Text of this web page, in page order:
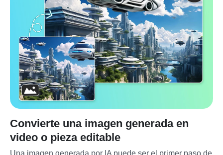
Convierte una imagen generada en
video o pieza editable